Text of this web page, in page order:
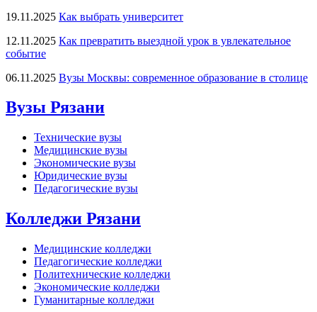
19.11.2025 Как выбрать университет
12.11.2025 Как превратить выездной урок в увлекательное
событие
06.11.2025 Вузы Москвы: современное образование в столице
Вузы Рязани
Технические вузы
Медицинские вузы
Экономические вузы
Юридические вузы
Педагогические вузы
Колледжи Рязани
Медицинские колледжи
Педагогические колледжи
Политехнические колледжи
Экономические колледжи
Гуманитарные колледжи